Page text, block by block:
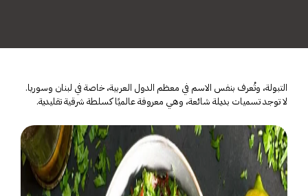
التبولة، وتُعرف بنفس الاسم في معظم الدول العربية، خاصة في لبنان وسوريا.
لا توجد تسميات بديلة شائعة، وهي معروفة عالميًا كسلطة شرقية تقليدية.